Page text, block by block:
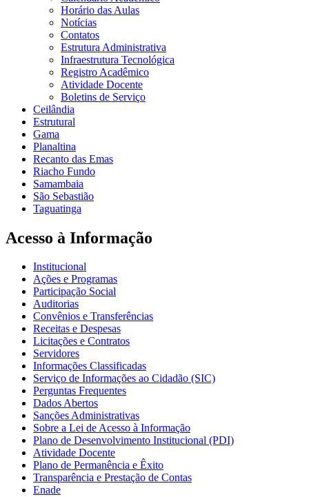
Horário das Aulas
Notícias
Contatos
Estrutura Administrativa
Infraestrutura Tecnológica
Registro Acadêmico
Atividade Docente
Boletins de Serviço
Ceilândia
Estrutural
Gama
Planaltina
Recanto das Emas
Riacho Fundo
Samambaia
São Sebastião
Taguatinga
Acesso à Informação
Institucional
Ações e Programas
Participação Social
Auditorias
Convênios e Transferências
Receitas e Despesas
Licitações e Contratos
Servidores
Informações Classificadas
Serviço de Informações ao Cidadão (SIC)
Perguntas Frequentes
Dados Abertos
Sanções Administrativas
Sobre a Lei de Acesso à Informação
Plano de Desenvolvimento Institucional (PDI)
Atividade Docente
Plano de Permanência e Êxito
Transparência e Prestação de Contas
Enade